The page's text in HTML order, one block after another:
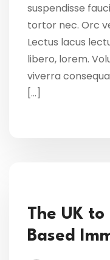
suspendisse
tortor nec. Orc
Lectus lacus
libero, lorem.
viverra
[…]
The UK
Based